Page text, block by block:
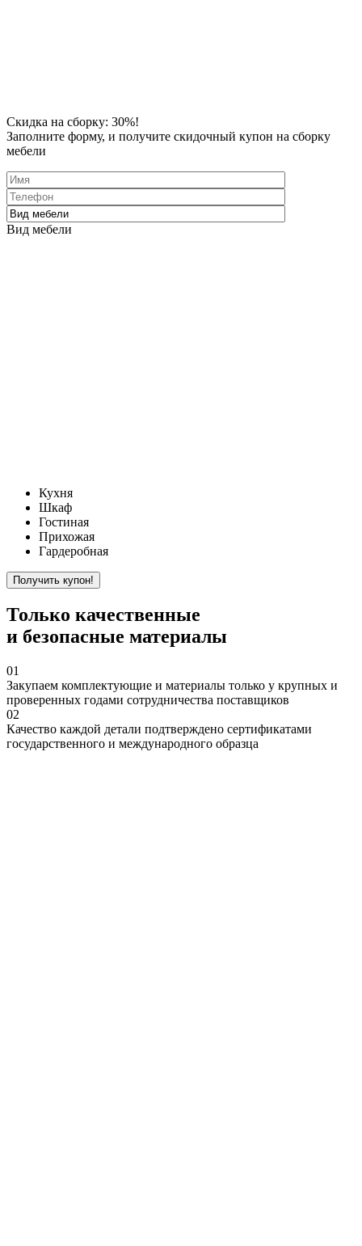
Скидка на сборку: 30%!
Заполните форму, и получите скидочный купон на сборку
мебели
Вид мебели
Кухня
Шкаф
Гостиная
Прихожая
Гардеробная
Только качественные
и безопасные материалы
01
Закупаем комплектующие и материалы только у крупных и
проверенных годами сотрудничества поставщиков
02
Качество каждой детали подтверждено сертификатами
государственного и международного образца